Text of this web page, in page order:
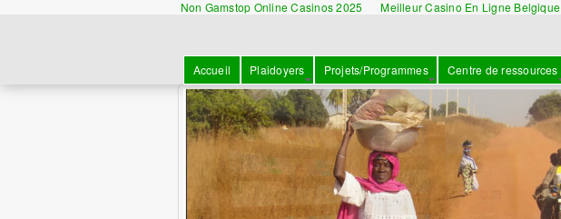
Non Gamstop Online Casinos 2025 Meilleur Casino En Ligne Belgique
Accueil Plaidoyers Projets/Programmes Centre de ressources